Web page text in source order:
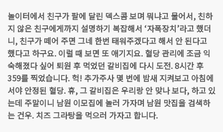
놀이터에서 친구가 팔에 달린 덱스콤 보며 뭐냐고 물어서, 친하
지 않은 친구에게까지 설명하기 복잡해서 ‘자폭장치’라고 했더
니, 친구가 떼어 주면 그네 한번 태워주겠다고 해서 안 된다고
했다고 하구요. 이럴 때 보면 또 애기지요. 혈당 관리에 조금 익
숙해졌다 싶어 퇴원 후 먹었던 갈비집에 다시 도전. 8시간 후
359를 찍었습니다. 헉! 추가주사 몇 번에 밤새 지켜보고 아침에
서야 안정된 혈당. 휴, 그 갈비집은 우리랑 안 맞나 보다, 하고 있
는데 주말이니 남원 이모집에 놀러 가자며 남원 맛집을 검색하
는 건우. 치즈 그라탕을 먹으러 가자고 합니다.